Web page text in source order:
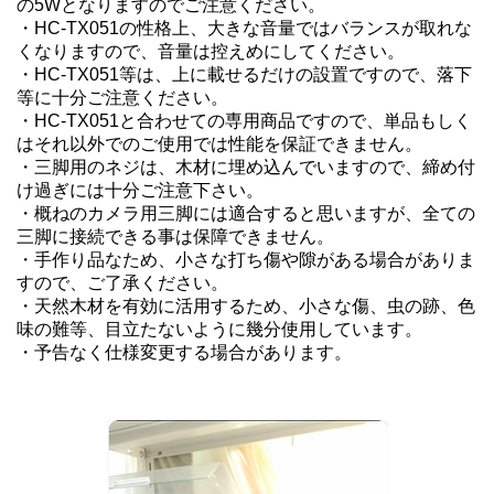
の5Wとなりますのでご注意ください。
・HC-TX051の性格上、大きな音量ではバランスが取れな
くなりますので、音量は控えめにしてください。
・HC-TX051等は、上に載せるだけの設置ですので、落下
等に十分ご注意ください。
・HC-TX051と合わせての専用商品ですので、単品もしく
はそれ以外でのご使用では性能を保証できません。
・三脚用のネジは、木材に埋め込んでいますので、締め付
け過ぎには十分ご注意下さい。
・概ねのカメラ用三脚には適合すると思いますが、全ての
三脚に接続できる事は保障できません。
・手作り品なため、小さな打ち傷や隙がある場合がありま
すので、ご了承ください。
・天然木材を有効に活用するため、小さな傷、虫の跡、色
味の難等、目立たないように幾分使用しています。
・予告なく仕様変更する場合があります。